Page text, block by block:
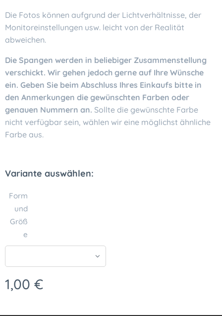
Die Fotos können aufgrund der Lichtverhältnisse, der
Monitoreinstellungen usw. leicht von der Realität
abweichen.
Die Spangen werden in beliebiger Zusammenstellung
verschickt. Wir gehen jedoch gerne auf Ihre Wünsche
ein. Geben Sie beim Abschluss Ihres Einkaufs bitte in
den Anmerkungen die gewünschten Farben oder
genauen Nummern an. Sollte die gewünschte Farbe
nicht verfügbar sein, wählen wir eine möglichst ähnliche
Farbe aus.
Variante auswählen:
Form
und
Größ
e
1,00 €